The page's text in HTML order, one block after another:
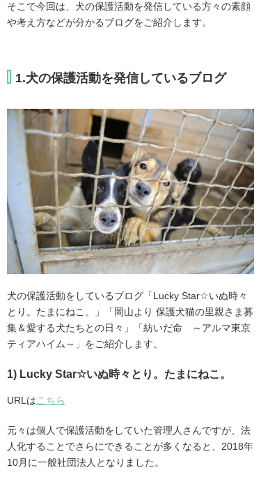
そこで今回は、犬の保護活動を発信している方々の素顔
や考え方などが分かるブログをご紹介します。
1.犬の保護活動を発信しているブログ
犬の保護活動をしているブログ「Lucky Star☆いぬ時々
とり。たまにねこ。」「岡山より 保護犬猫の里親さま募
集＆愛する犬たちとの日々」「紡いだ命　～アルマ東京
ティアハイム～」をご紹介します。
1) Lucky Star☆いぬ時々とり。たまにねこ。
URLはこちら
元々は個人で保護活動をしていた管理人さんですが、法
人化することでさらにできることが多くなると、2018年
10月に一般社団法人となりました。